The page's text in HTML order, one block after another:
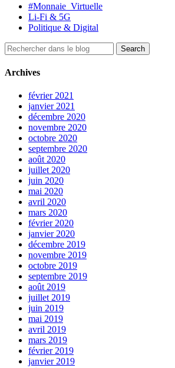
#Monnaie_Virtuelle
Li-Fi & 5G
Politique & Digital
Archives
février 2021
janvier 2021
décembre 2020
novembre 2020
octobre 2020
septembre 2020
août 2020
juillet 2020
juin 2020
mai 2020
avril 2020
mars 2020
février 2020
janvier 2020
décembre 2019
novembre 2019
octobre 2019
septembre 2019
août 2019
juillet 2019
juin 2019
mai 2019
avril 2019
mars 2019
février 2019
janvier 2019